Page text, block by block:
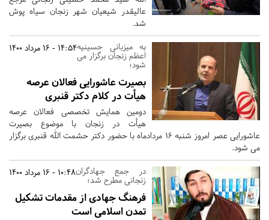
عالیقدر شیعیان شهر زنجان سیاه پوش
شد.
14:54 - 16 مرداد 1400به میزبانی حسینیه
اعظم زنجان برگزار می
شود؛
بصیرت عاشورایی فعالان عرصه
هیأت در کلام دکتر قنبری
دومین همایش تخصصی فعالان عرصه
هیأت در زنجان با موضوع بصیرت
عاشورایی عصر امروز شنبه 16 مردادماه با حضور دکتر حشمت الله قنبری برگزار
می شود.
10:48 - 16 مرداد 1400در جمع جهادگران
زنجانی مطرح شد؛
فرهنگ جهادی از مقدمات تشکیل
تمدن اسلامی است